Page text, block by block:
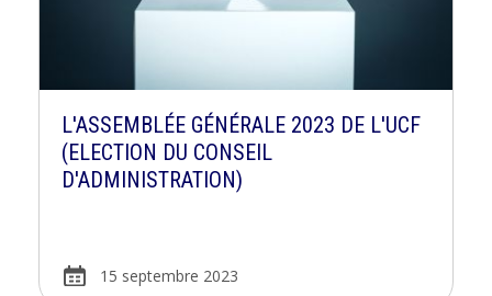
L'ASSEMBLÉE GÉNÉRALE 2023 DE L'UCF
(ELECTION DU CONSEIL
D'ADMINISTRATION)
15 septembre 2023